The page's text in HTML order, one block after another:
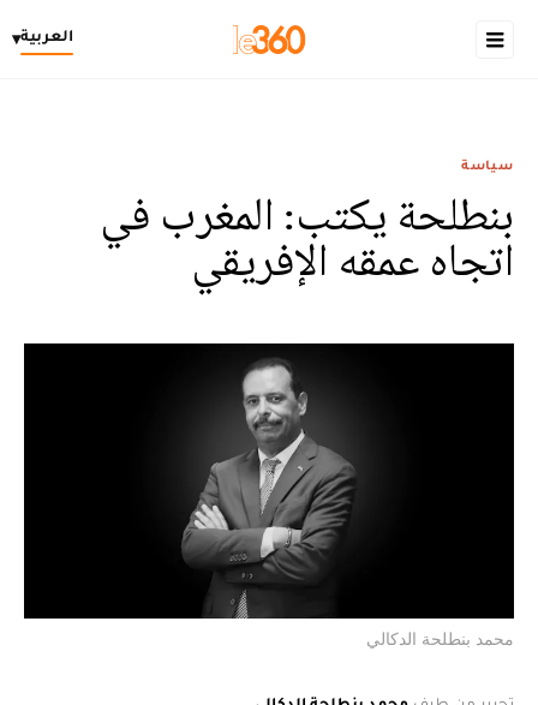
العربية▾
سياسة
بنطلحة يكتب: المغرب في
اتجاه عمقه الإفريقي
محمد بنطلحة الدكالي